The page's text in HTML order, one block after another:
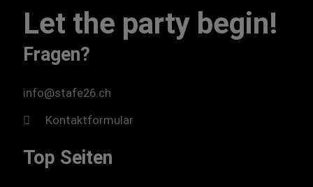
Let the party begin!
Fragen?
info@stafe26.ch
Kontaktformular
Top Seiten